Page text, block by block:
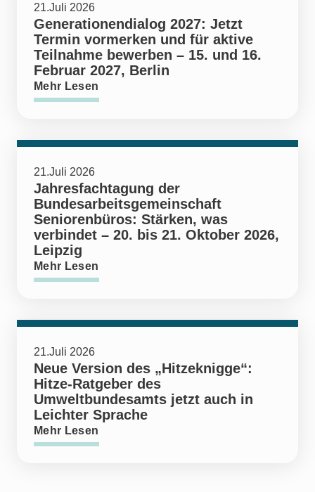
21.Juli 2026
Generationendialog 2027: Jetzt
Termin vormerken und für aktive
Teilnahme bewerben – 15. und 16.
Februar 2027, Berlin
Mehr Lesen
21.Juli 2026
Jahresfachtagung der
Bundesarbeitsgemeinschaft
Seniorenbüros: Stärken, was
verbindet – 20. bis 21. Oktober 2026,
Leipzig
Mehr Lesen
21.Juli 2026
Neue Version des „Hitzeknigge“:
Hitze-Ratgeber des
Umweltbundesamts jetzt auch in
Leichter Sprache
Mehr Lesen